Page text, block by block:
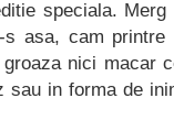
speciala.
asa, cam
nici macar
in forma de